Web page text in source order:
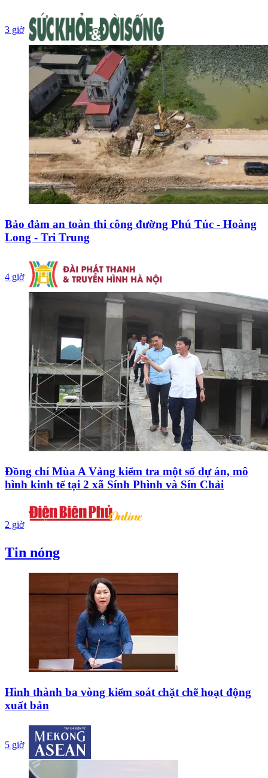
3 giờ
Bảo đảm an toàn thi công đường Phú Túc - Hoàng
Long - Tri Trung
4 giờ
Đồng chí Mùa A Vảng kiểm tra một số dự án, mô
hình kinh tế tại 2 xã Sính Phình và Sín Chải
2 giờ
Tin nóng
Hình thành ba vòng kiểm soát chặt chẽ hoạt động
xuất bản
5 giờ